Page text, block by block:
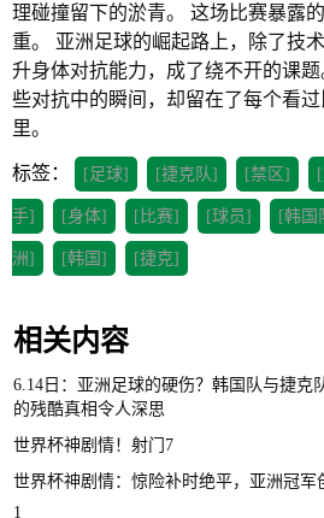
理碰撞留下的淤青。 这场比赛暴露
重。 亚洲足球的崛起路上，除了技
升身体对抗能力，成了绕不开的课
些对抗中的瞬间，却留在了每个看
里。
标签： [足球] [捷克队] [禁区]
手] [身体] [比赛] [球员] [韩国
洲] [韩国] [捷克]
相关内容
6.14日：亚洲足球的硬伤？韩国队与捷克
的残酷真相令人深思
世界杯神剧情！射门7
世界杯神剧情：惊险补时绝平，亚洲冠军
1